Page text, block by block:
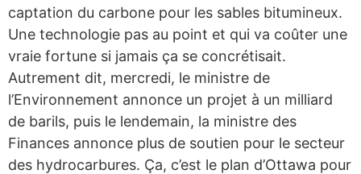
captation du carbone pour les sables bitumineux.
Une technologie pas au point et qui va coûter une
vraie fortune si jamais ça se concrétisait.
Autrement dit, mercredi, le ministre de
l’Environnement annonce un projet à un milliard
de barils, puis le lendemain, la ministre des
Finances annonce plus de soutien pour le secteur
des hydrocarbures. Ça, c’est le plan d’Ottawa pour